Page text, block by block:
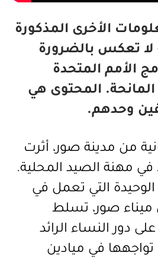
الأخرى المذكورة
تعكس بالضرورة
الأمم المتحدة
المانحة. المحتوى هي
وحدهم.
من مدينة صور، أثرت
في مهنة الصيد المحلية.
الوحيدة التي تعمل في
ميناء صور، تسلط
دور النساء الرائد
تواجهها في ميادين